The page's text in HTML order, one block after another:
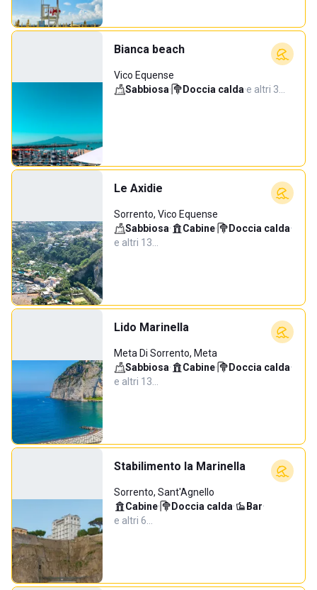
Bianca beach
Vico Equense
Sabbiosa· Doccia calda·e altri 3…
Le Axidie
Sorrento, Vico Equense
Sabbiosa· Cabine· Doccia calda·
e altri 13…
Lido Marinella
Meta Di Sorrento, Meta
Sabbiosa· Cabine· Doccia calda·
e altri 13…
Stabilimento la Marinella
Sorrento, Sant'Agnello
Cabine· Doccia calda· Bar·
e altri 6…